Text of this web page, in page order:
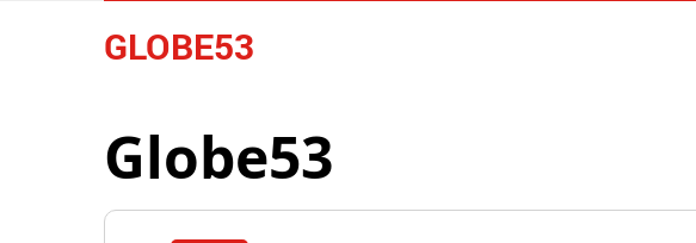
GLOBE53
Globe53